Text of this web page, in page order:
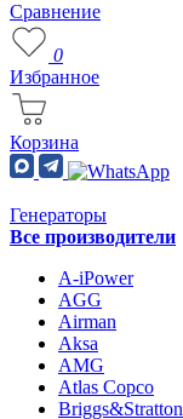
Сравнение
0
Избранное
Корзина
Генераторы
Все производители
A-iPower
AGG
Airman
Aksa
AMG
Atlas Copco
Briggs&Stratton